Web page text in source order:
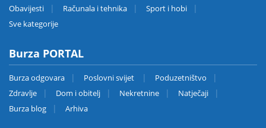
Obavijesti
Računala i tehnika
Sport i hobi
Sve kategorije
Burza PORTAL
Burza odgovara Poslovni svijet
Poduzetništvo
Zdravlje
Dom i obitelj Nekretnine
Natječaji
Burza blog
Arhiva